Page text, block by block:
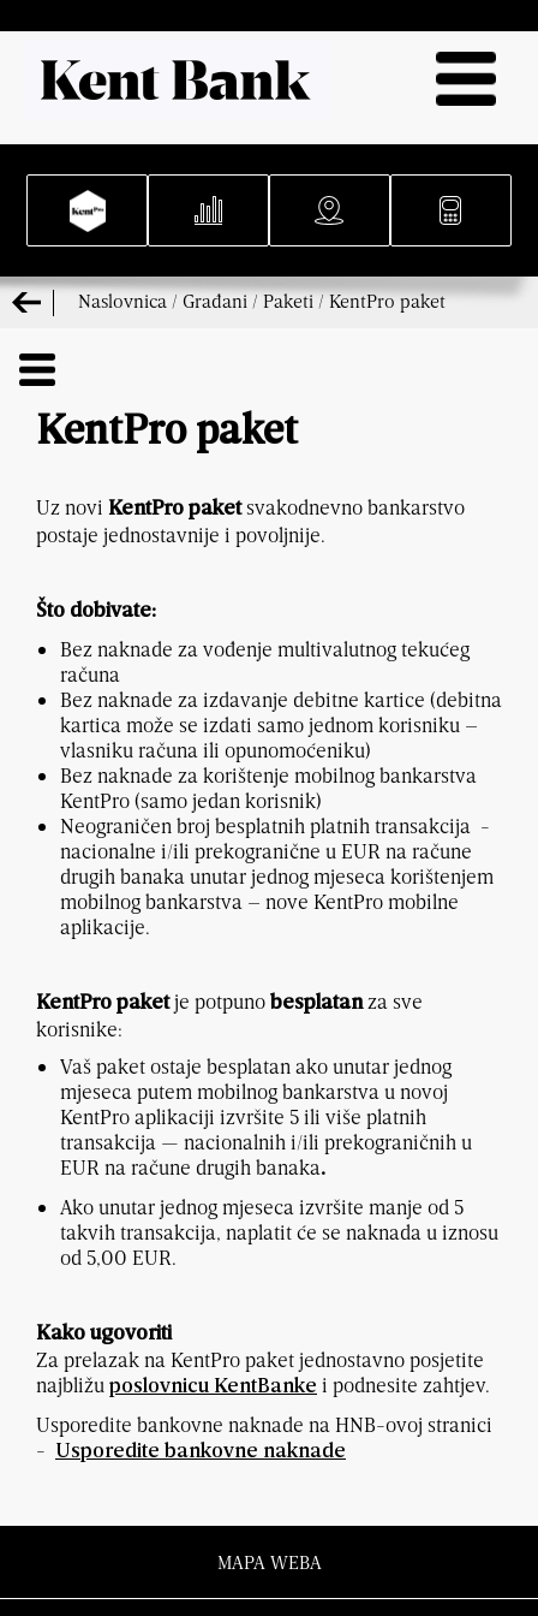
Naslovnica / Građani / Paketi / KentPro paket
KentPro paket
Uz novi KentPro paketsvakodnevno bankarstvo
postaje jednostavnije i povoljnije.
Što dobivate:
Bez naknade za vođenje multivalutnog tekućeg
računa
Bez naknade za izdavanje debitne kartice (debitna
kartica može se izdati samo jednom korisniku –
vlasniku računa ili opunomoćeniku)
Bez naknade za korištenje mobilnog bankarstva
KentPro (samo jedan korisnik)
Neograničen broj besplatnih platnih transakcija -
nacionalne i/ili prekogranične u EUR na račune
drugih banakaunutar jednog mjeseca korištenjem
mobilnog bankarstva – nove KentPro mobilne
aplikacije.
KentPro paketje potpuno besplatanza sve
korisnike:
Vaš paket ostaje besplatan ako unutar jednog
mjeseca putem mobilnog bankarstva u novoj
KentPro aplikaciji izvršite 5 ili više platnih
transakcija — nacionalnih i/ili prekograničnih u
EUR na račune drugih banaka.
Ako unutar jednog mjeseca izvršite manje od 5
takvih transakcija, naplatit će se naknada u iznosu
od 5,00 EUR.
Kako ugovoriti
Za prelazak na KentPro paket jednostavno posjetite
najbližu poslovnicu KentBanke i podnesite zahtjev.
Usporedite bankovne naknade na HNB-ovoj stranici
-
Usporedite bankovne naknade
MAPA WEBA